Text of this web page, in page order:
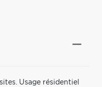
Usage résidentiel